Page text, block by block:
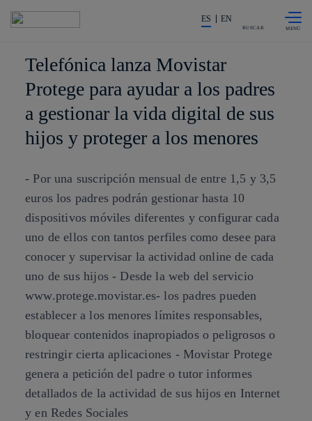
La acción en accionistas e
ES EN
BUSCAR
Telefónica lanza Movistar
Protege para ayudar a los padres
a gestionar la vida digital de sus
hijos y proteger a los menores
- Por una suscripción mensual de entre 1,5 y 3,5
euros los padres podrán gestionar hasta 10
dispositivos móviles diferentes y configurar cada
uno de ellos con tantos perfiles como desee para
conocer y supervisar la actividad online de cada
uno de sus hijos - Desde la web del servicio
www.protege.movistar.es- los padres pueden
establecer a los menores límites responsables,
bloquear contenidos inapropiados o peligrosos o
restringir cierta aplicaciones - Movistar Protege
genera a petición del padre o tutor informes
detallados de la actividad de sus hijos en Internet
y en Redes Sociales